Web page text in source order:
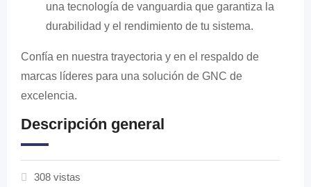
una tecnología de vanguardia que garantiza la
durabilidad y el rendimiento de tu sistema.
Confía en nuestra trayectoria y en el respaldo de
marcas líderes para una solución de GNC de
excelencia.
Descripción general
308 vistas